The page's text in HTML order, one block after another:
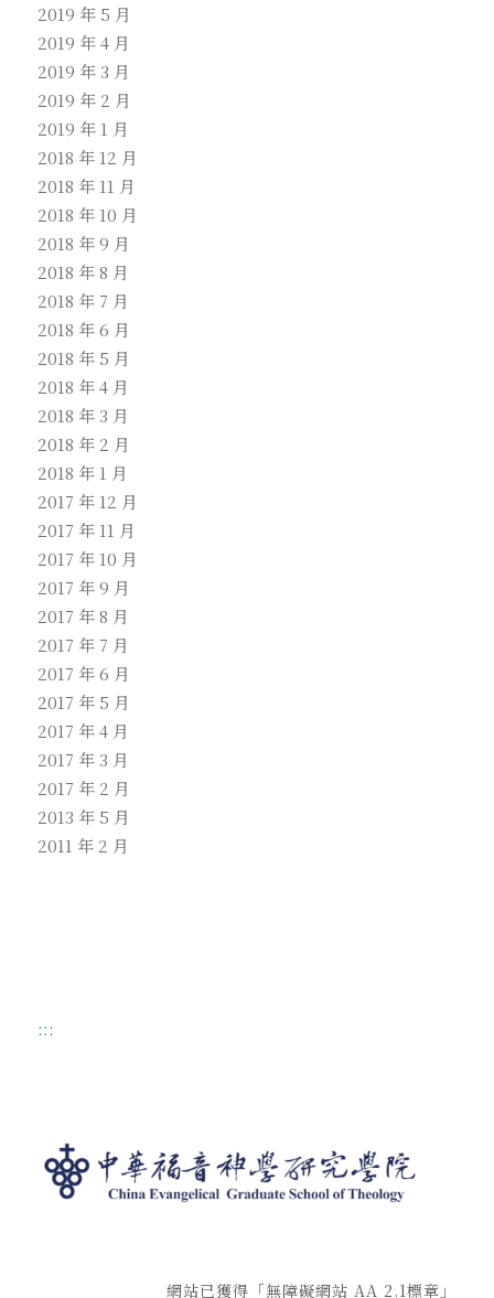
2019 年 5 月
2019 年 4 月
2019 年 3 月
2019 年 2 月
2019 年 1 月
2018 年 12 月
2018 年 11 月
2018 年 10 月
2018 年 9 月
2018 年 8 月
2018 年 7 月
2018 年 6 月
2018 年 5 月
2018 年 4 月
2018 年 3 月
2018 年 2 月
2018 年 1 月
2017 年 12 月
2017 年 11 月
2017 年 10 月
2017 年 9 月
2017 年 8 月
2017 年 7 月
2017 年 6 月
2017 年 5 月
2017 年 4 月
2017 年 3 月
2017 年 2 月
2013 年 5 月
2011 年 2 月
:::
網站已獲得「無障礙網站 AA 2.1標章」